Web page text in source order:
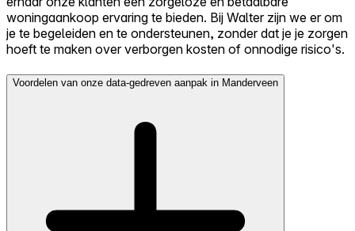
woningaankoop ervaring te bieden. Bij Walter zijn we er om
je te begeleiden en te ondersteunen, zonder dat je je zorgen
hoeft te maken over verborgen kosten of onnodige risico's.
Voordelen van onze data-gedreven aanpak in Manderveen